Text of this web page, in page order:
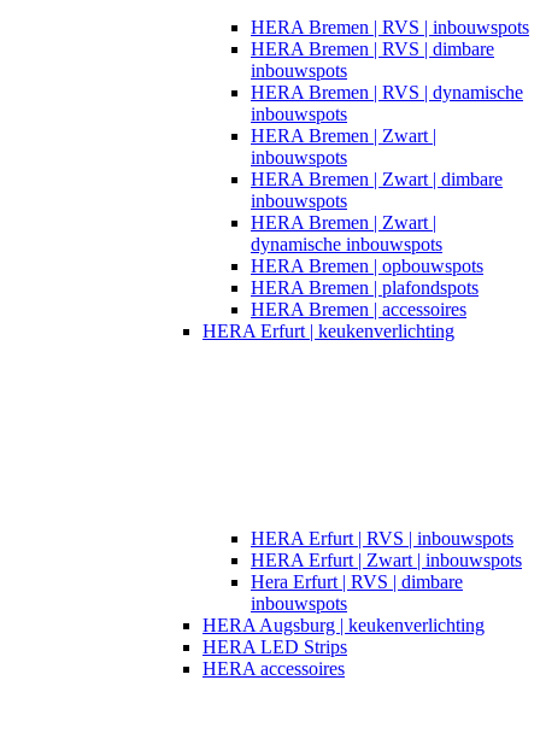
HERA Bremen | RVS | inbouwspots
HERA Bremen | RVS | dimbare
inbouwspots
HERA Bremen | RVS | dynamische
inbouwspots
HERA Bremen | Zwart |
inbouwspots
HERA Bremen | Zwart | dimbare
inbouwspots
HERA Bremen | Zwart |
dynamische inbouwspots
HERA Bremen | opbouwspots
HERA Bremen | plafondspots
HERA Bremen | accessoires
HERA Erfurt | keukenverlichting
HERA Erfurt | RVS | inbouwspots
HERA Erfurt | Zwart | inbouwspots
Hera Erfurt | RVS | dimbare
inbouwspots
HERA Augsburg | keukenverlichting
HERA LED Strips
HERA accessoires